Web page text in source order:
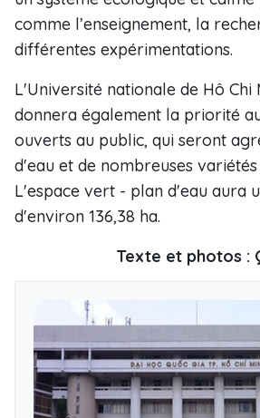
comme l’enseignement, la
différentes expérimentations.
L'Université nationale de Hô Chi
donnera également la priorité
ouverts au public, qui seront
d'eau et de nombreuses variétés
L'espace vert - plan d'eau aura
d'environ 136,38 ha.
Texte et photos :